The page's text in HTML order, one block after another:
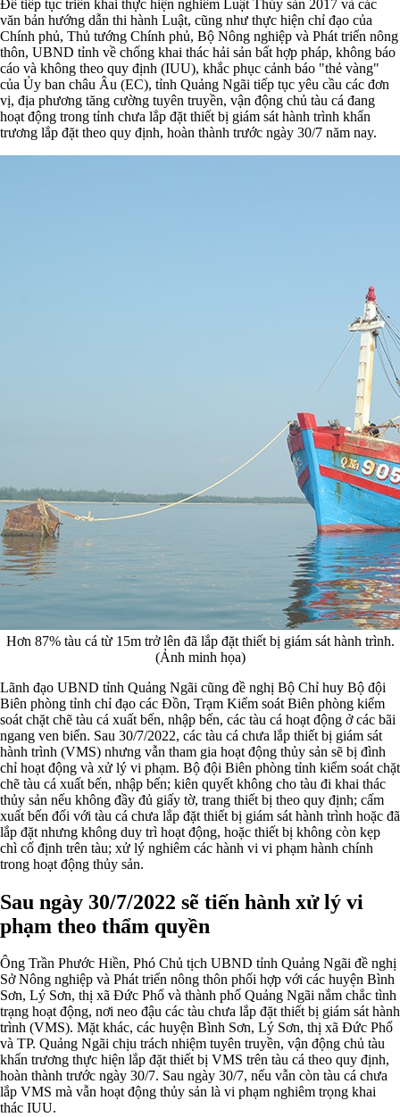
Để tiếp tục triển khai thực hiện nghiêm Luật Thủy sản 2017 và các
văn bản hướng dẫn thi hành Luật, cũng như thực hiện chỉ đạo của
Chính phủ, Thủ tướng Chính phủ, Bộ Nông nghiệp và Phát triển nông
thôn, UBND tỉnh về chống khai thác hải sản bất hợp pháp, không báo
cáo và không theo quy định (IUU), khắc phục cảnh báo "thẻ vàng"
của Ủy ban châu Âu (EC), tỉnh Quảng Ngãi tiếp tục yêu cầu các đơn
vị, địa phương tăng cường tuyên truyền, vận động chủ tàu cá đang
hoạt động trong tỉnh chưa lắp đặt thiết bị giám sát hành trình khẩn
trương lắp đặt theo quy định, hoàn thành trước ngày 30/7 năm nay.
Hơn 87% tàu cá từ 15m trở lên đã lắp đặt thiết bị giám sát hành trình.
(Ảnh minh họa)
Lãnh đạo UBND tỉnh Quảng Ngãi cũng đề nghị Bộ Chỉ huy Bộ đội
Biên phòng tỉnh chỉ đạo các Đồn, Trạm Kiểm soát Biên phòng kiểm
soát chặt chẽ tàu cá xuất bến, nhập bến, các tàu cá hoạt động ở các bãi
ngang ven biển. Sau 30/7/2022, các tàu cá chưa lắp thiết bị giám sát
hành trình (VMS) nhưng vẫn tham gia hoạt động thủy sản sẽ bị đình
chỉ hoạt động và xử lý vi phạm. Bộ đội Biên phòng tỉnh kiểm soát chặt
chẽ tàu cá xuất bến, nhập bến; kiên quyết không cho tàu đi khai thác
thủy sản nếu không đầy đủ giấy tờ, trang thiết bị theo quy định; cấm
xuất bến đối với tàu cá chưa lắp đặt thiết bị giám sát hành trình hoặc đã
lắp đặt nhưng không duy trì hoạt động, hoặc thiết bị không còn kẹp
chì cố định trên tàu; xử lý nghiêm các hành vi vi phạm hành chính
trong hoạt động thủy sản.
Sau ngày 30/7/2022 sẽ tiến hành xử lý vi
phạm theo thẩm quyền
Ông Trần Phước Hiền, Phó Chủ tịch UBND tỉnh Quảng Ngãi đề nghị
Sở Nông nghiệp và Phát triển nông thôn phối hợp với các huyện Bình
Sơn, Lý Sơn, thị xã Đức Phổ và thành phố Quảng Ngãi nắm chắc tình
trạng hoạt động, nơi neo đậu các tàu chưa lắp đặt thiết bị giám sát hành
trình (VMS). Mặt khác, các huyện Bình Sơn, Lý Sơn, thị xã Đức Phổ
và TP. Quảng Ngãi chịu trách nhiệm tuyên truyền, vận động chủ tàu
khẩn trương thực hiện lắp đặt thiết bị VMS trên tàu cá theo quy định,
hoàn thành trước ngày 30/7. Sau ngày 30/7, nếu vẫn còn tàu cá chưa
lắp VMS mà vẫn hoạt động thủy sản là vi phạm nghiêm trọng khai
thác IUU.